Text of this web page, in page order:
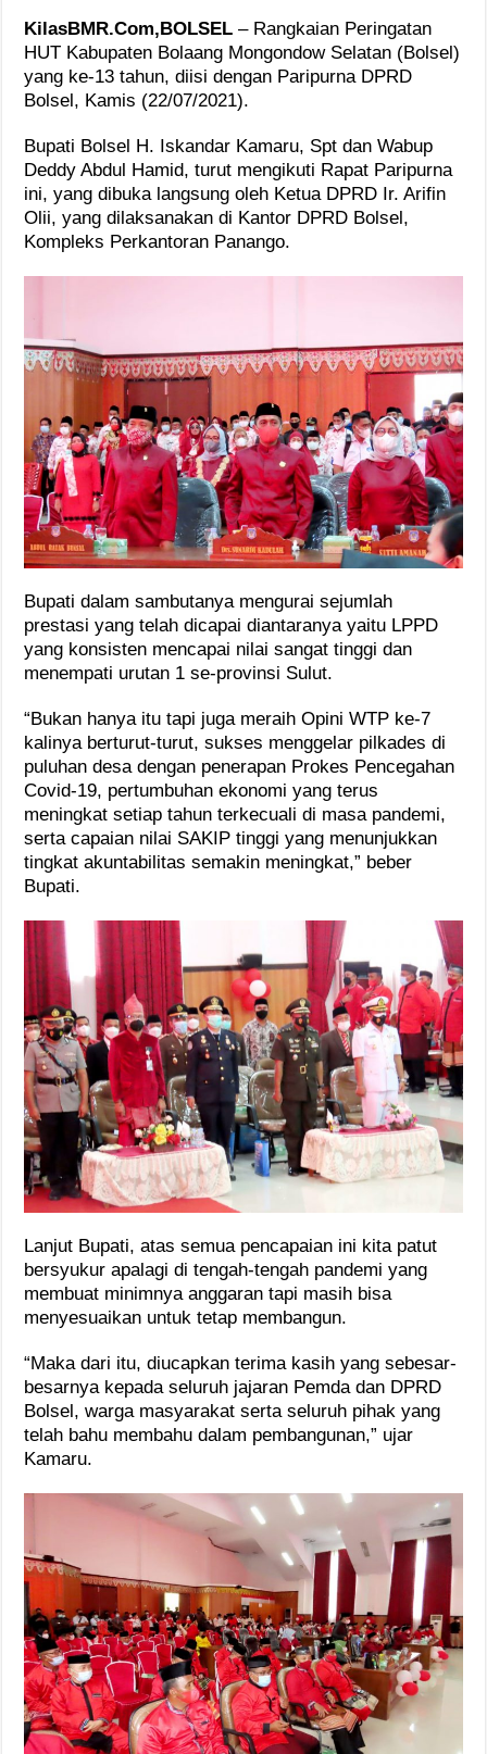
KilasBMR.Com,BOLSEL – Rangkaian Peringatan
HUT Kabupaten Bolaang Mongondow Selatan (Bolsel)
yang ke-13 tahun, diisi dengan Paripurna DPRD
Bolsel, Kamis (22/07/2021).
Bupati Bolsel H. Iskandar Kamaru, Spt dan Wabup
Deddy Abdul Hamid, turut mengikuti Rapat Paripurna
ini, yang dibuka langsung oleh Ketua DPRD Ir. Arifin
Olii, yang dilaksanakan di Kantor DPRD Bolsel,
Kompleks Perkantoran Panango.
Bupati dalam sambutanya mengurai sejumlah
prestasi yang telah dicapai diantaranya yaitu LPPD
yang konsisten mencapai nilai sangat tinggi dan
menempati urutan 1 se-provinsi Sulut.
“Bukan hanya itu tapi juga meraih Opini WTP ke-7
kalinya berturut-turut, sukses menggelar pilkades di
puluhan desa dengan penerapan Prokes Pencegahan
Covid-19, pertumbuhan ekonomi yang terus
meningkat setiap tahun terkecuali di masa pandemi,
serta capaian nilai SAKIP tinggi yang menunjukkan
tingkat akuntabilitas semakin meningkat,” beber
Bupati.
Lanjut Bupati, atas semua pencapaian ini kita patut
bersyukur apalagi di tengah-tengah pandemi yang
membuat minimnya anggaran tapi masih bisa
menyesuaikan untuk tetap membangun.
“Maka dari itu, diucapkan terima kasih yang sebesar-
besarnya kepada seluruh jajaran Pemda dan DPRD
Bolsel, warga masyarakat serta seluruh pihak yang
telah bahu membahu dalam pembangunan,” ujar
Kamaru.